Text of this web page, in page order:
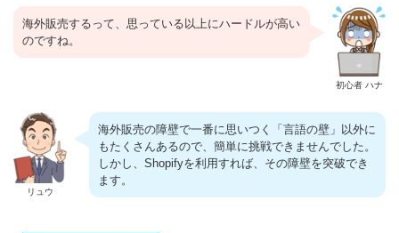
初心者 ハナ
海外販売するって、思っている以上にハードルが高い
のですね。
リュウ
海外販売の障壁で一番に思いつく「言語の壁」以外に
もたくさんあるので、簡単に挑戦できませんでした。
しかし、Shopifyを利用すれば、その障壁を突破でき
ます。